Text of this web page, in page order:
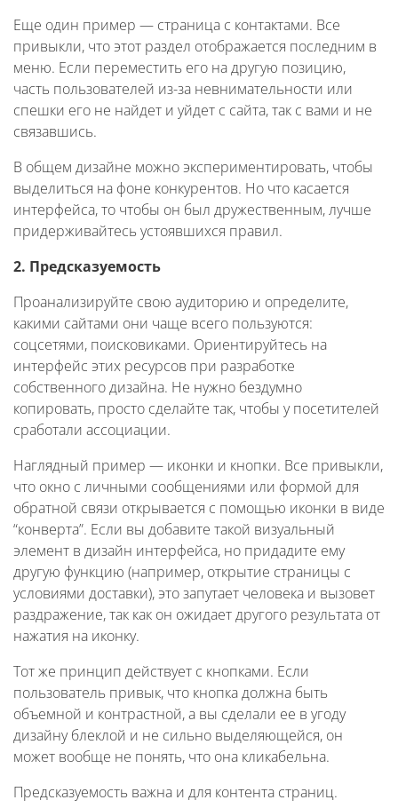
Еще один пример — страница с контактами. Все
привыкли, что этот раздел отображается последним в
меню. Если переместить его на другую позицию,
часть пользователей из-за невнимательности или
спешки его не найдет и уйдет с сайта, так с вами и не
связавшись.
В общем дизайне можно экспериментировать, чтобы
выделиться на фоне конкурентов. Но что касается
интерфейса, то чтобы он был дружественным, лучше
придерживайтесь устоявшихся правил.
2. Предсказуемость
Проанализируйте свою аудиторию и определите,
какими сайтами они чаще всего пользуются:
соцсетями, поисковиками. Ориентируйтесь на
интерфейс этих ресурсов при разработке
собственного дизайна. Не нужно бездумно
копировать, просто сделайте так, чтобы у посетителей
сработали ассоциации.
Наглядный пример — иконки и кнопки. Все привыкли,
что окно с личными сообщениями или формой для
обратной связи открывается с помощью иконки в виде
“конверта”. Если вы добавите такой визуальный
элемент в дизайн интерфейса, но придадите ему
другую функцию (например, открытие страницы с
условиями доставки), это запутает человека и вызовет
раздражение, так как он ожидает другого результата от
нажатия на иконку.
Тот же принцип действует с кнопками. Если
пользователь привык, что кнопка должна быть
объемной и контрастной, а вы сделали ее в угоду
дизайну блеклой и не сильно выделяющейся, он
может вообще не понять, что она кликабельна.
Предсказуемость важна и для контента страниц.